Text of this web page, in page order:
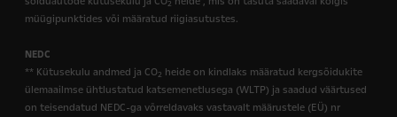
2
müügipunktides või määratud riigiasutustes.
NEDC
** Kütusekulu andmed ja CO2 heide on kindlaks määratud kergsõidukite
ülemaailmse ühtlustatud katsemenetlusega (WLTP) ja saadud väärtused
on teisendatud NEDC-ga võrreldavaks vastavalt määrustele (EÜ) nr